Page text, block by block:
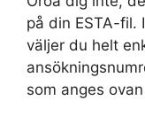
på din ESTA-fil.
väljer du helt
som anges